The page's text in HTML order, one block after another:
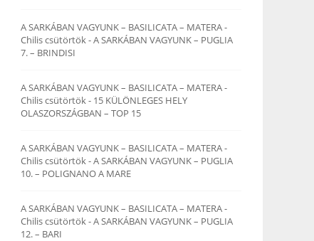
A SARKÁBAN VAGYUNK – BASILICATA – MATERA -
Chilis csütörtök-A SARKÁBAN VAGYUNK – PUGLIA
7. – BRINDISI
A SARKÁBAN VAGYUNK – BASILICATA – MATERA -
Chilis csütörtök- 15 KÜLÖNLEGES HELY
OLASZORSZÁGBAN – TOP 15
A SARKÁBAN VAGYUNK – BASILICATA – MATERA -
Chilis csütörtök-A SARKÁBAN VAGYUNK – PUGLIA
10. – POLIGNANO A MARE
A SARKÁBAN VAGYUNK – BASILICATA – MATERA -
Chilis csütörtök-A SARKÁBAN VAGYUNK – PUGLIA
12. – BARI